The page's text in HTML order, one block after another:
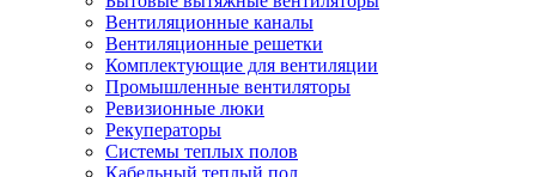
Вентиляционные каналы
Вентиляционные решетки
Комплектующие для вентиляции
Промышленные вентиляторы
Ревизионные люки
Рекуператоры
Системы теплых полов
Кабельный теплый пол